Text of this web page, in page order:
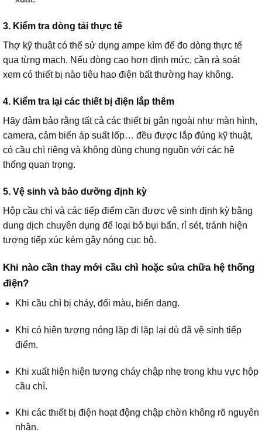
3. Kiểm tra dòng tải thực tế
Thợ kỹ thuật có thể sử dụng ampe kìm để đo dòng thực tế
qua từng mạch. Nếu dòng cao hơn định mức, cần rà soát
xem có thiết bị nào tiêu hao điện bất thường hay không.
4. Kiểm tra lại các thiết bị điện lắp thêm
Hãy đảm bảo rằng tất cả các thiết bị gắn ngoài như màn hình,
camera, cảm biến áp suất lốp… đều được lắp đúng kỹ thuật,
có cầu chì riêng và không dùng chung nguồn với các hệ
thống quan trọng.
5. Vệ sinh và bảo dưỡng định kỳ
Hộp cầu chì và các tiếp điểm cần được vệ sinh định kỳ bằng
dung dịch chuyên dụng để loại bỏ bụi bẩn, rỉ sét, tránh hiện
tượng tiếp xúc kém gây nóng cục bộ.
Khi nào cần thay mới cầu chì hoặc sửa chữa hệ thống
điện?
Khi cầu chì bị cháy, đổi màu, biến dạng.
Khi có hiện tượng nóng lặp đi lặp lại dù đã vệ sinh tiếp
điểm.
Khi xuất hiện hiện tượng cháy chập nhẹ trong khu vực hộp
cầu chì.
Khi các thiết bị điện hoạt động chập chờn không rõ nguyên
nhân.